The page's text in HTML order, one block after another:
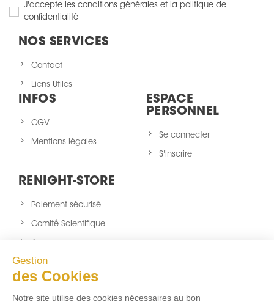
Gestion
des Cookies
Notre site utilise des cookies nécessaires au bon
J'accepte les conditions générales et la politique de
confidentialité
NOS SERVICES
Contact
Liens Utiles
INFOS
CGV
Mentions légales
ESPACE
PERSONNEL
Se connecter
S'inscrire
RENIGHT-STORE
Paiement sécurisé
Comité Scientifique
A propos
Nouveaux produits
sitemap